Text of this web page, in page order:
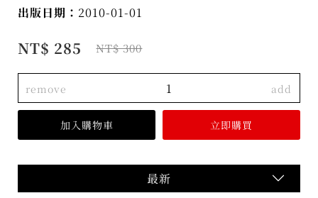
出版日期： 2010-01-01
NT$ 285 NT$ 300
remove add
最新